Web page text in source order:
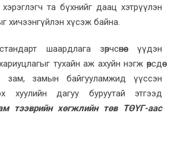
та бүхнийг даац хэтрүүлэн
хичээнгүйлэн хүсэж байна.
шаардлага зөрчсөнөөс үүдэн
тухайн аж ахуйн нэгж өөрсдөө
зам, замын байгууламжид үүссэн
хуулийн дагуу буруутай этгээд
тээврийн хөгжлийн төв ТӨҮГ-аас